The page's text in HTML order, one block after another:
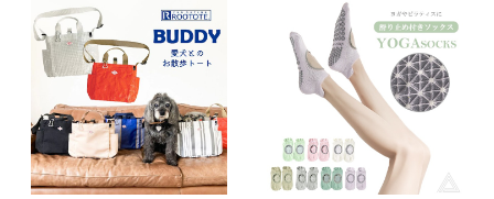
症対策 首元ひんやり 軽量 高耐
久 モノトーン ビビッドカラー
派手 全5色 M L 小型犬 中型犬
大型犬 KM333G
素材 かわいい カラフル 夜間安
全 定番 優しい 痛くない フレ
ンチブルドッグ リサイクル素
材【ITEM039】